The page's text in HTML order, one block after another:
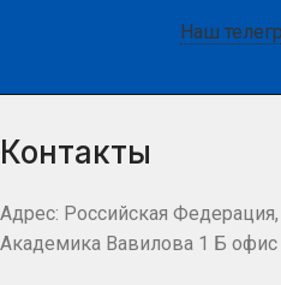
Наш
Контакты
Адрес: Российская Федерация,
Академика Вавилова 1 Б